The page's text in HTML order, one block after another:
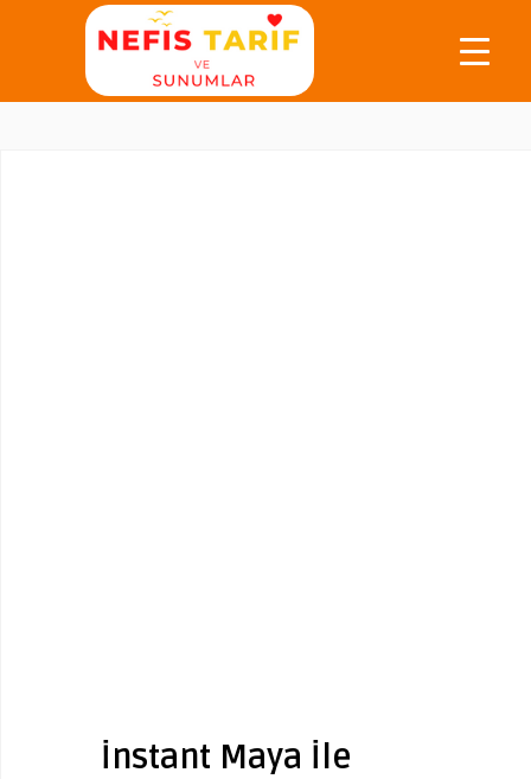
İnstant Maya İle